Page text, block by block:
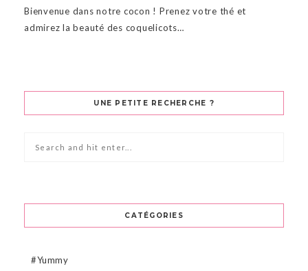
Bienvenue dans notre cocon ! Prenez votre thé et
admirez la beauté des coquelicots…
UNE PETITE RECHERCHE ?
CATÉGORIES
#Yummy